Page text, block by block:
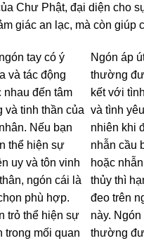
Chư Phật, đại diện cho
giác an lạc, mà còn
tay có ý
và tác động
nhau đến tâm
và tinh thần của
Nếu bạn
thể hiện sự
uy và tôn vinh
ngón cái là
phù hợp.
trỏ thể hiện sự
trong mối quan
Ngón áp
thường
kết với
và tình
nhiên khi
nhẫn cầu
hoặc
thủy thì
đeo trên
này. Ngón
thường